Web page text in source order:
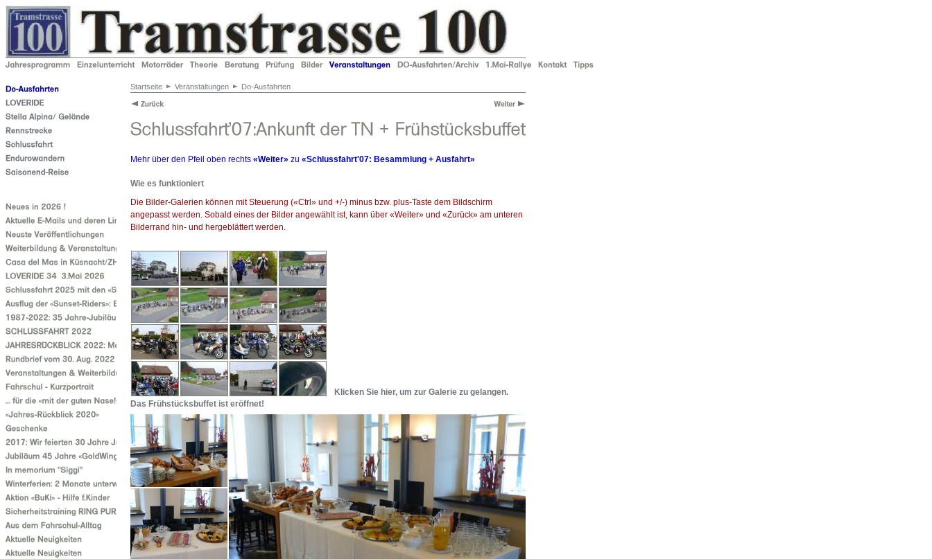
Startseite Veranstaltungen Do-Ausfahrten
Mehr über den Pfeil oben rechts «Weiter» zu «Schlussfahrt'07: Besammlung + Ausfahrt»
Wie es funktioniert
Die Bilder-Galerien können mit Steuerung («Ctrl» und +/-) minus bzw. plus-Taste dem Bildschirm
angepasst werden. Sobald eines der Bilder angewählt ist, kann über «Weiter» und «Zurück» am unteren
Bilderrand hin- und hergeblättert werden.
Klicken Sie hier, um zur Galerie zu gelangen.
Das Frühstücksbuffet ist eröffnet!